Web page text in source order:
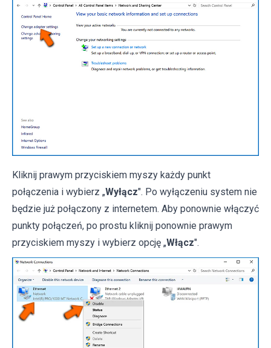
Kliknij prawym przyciskiem myszy każdy punkt
połączenia i wybierz „Wyłącz". Po wyłączeniu system nie
będzie już połączony z internetem. Aby ponownie włączyć
punkty połączeń, po prostu kliknij ponownie prawym
przyciskiem myszy i wybierz opcję „Włącz".